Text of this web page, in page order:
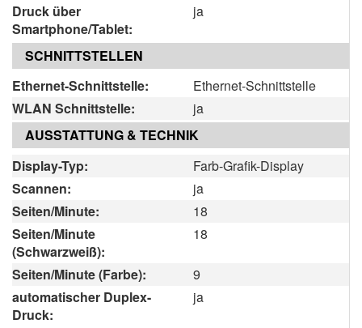
Druck über
Smartphone/Tablet:
ja
SCHNITTSTELLEN
Ethernet-Schnittstelle:
Ethernet-Schnittstelle
WLAN Schnittstelle:
ja
AUSSTATTUNG & TECHNIK
Display-Typ:
Farb-Grafik-Display
Scannen:
ja
Seiten/Minute:
18
Seiten/Minute
(Schwarzweiß):
18
Seiten/Minute (Farbe):
9
automatischer Duplex-
Druck:
ja